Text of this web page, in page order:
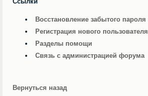
Восстановление забытого пароля
Регистрация нового пользователя
Разделы помощи
Связь с администрацией форума
Вернуться назад